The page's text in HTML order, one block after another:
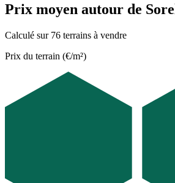
Prix moyen autour de
Calculé sur 76 terrains à vendre
Prix du terrain (€/m²)